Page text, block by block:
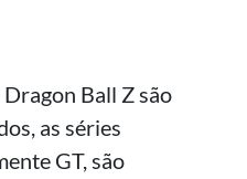
Ball Z são
as séries
GT, são